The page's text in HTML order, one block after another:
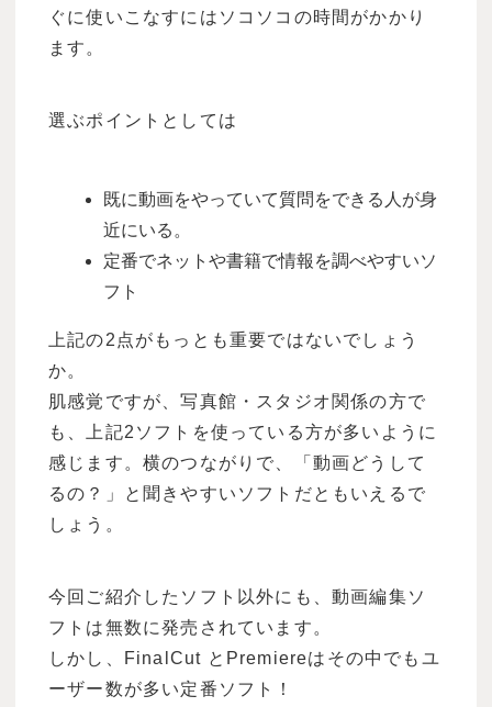
ぐに使いこなすにはソコソコの時間がかかり
ます。
選ぶポイントとしては
既に動画をやっていて質問をできる人が身
近にいる。
定番でネットや書籍で情報を調べやすいソ
フト
上記の2点がもっとも重要ではないでしょう
か。
肌感覚ですが、写真館・スタジオ関係の方で
も、上記2ソフトを使っている方が多いように
感じます。横のつながりで、「動画どうして
るの？」と聞きやすいソフトだともいえるで
しょう。
今回ご紹介したソフト以外にも、動画編集ソ
フトは無数に発売されています。
しかし、FinalCut とPremiereはその中でもユ
ーザー数が多い定番ソフト！